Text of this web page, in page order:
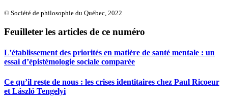
© Société de philosophie du Québec, 2022
Feuilleter les articles de ce numéro
L’établissement des priorités en matière de santé mentale : un
essai d’épistémologie sociale comparée
Ce qu’il reste de nous : les crises identitaires chez Paul Ricoeur
et László Tengelyi